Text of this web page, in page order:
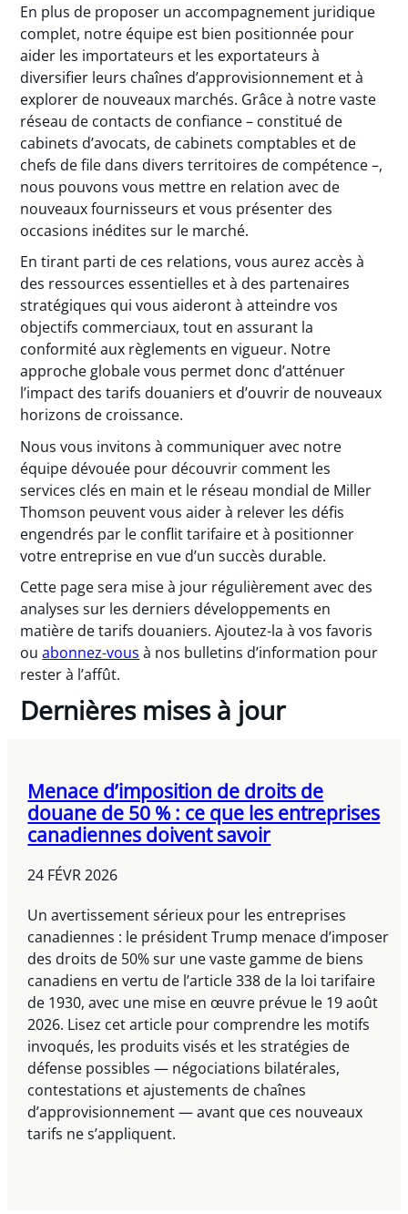
En plus de proposer un accompagnement juridique
complet, notre équipe est bien positionnée pour
aider les importateurs et les exportateurs à
diversifier leurs chaînes d’approvisionnement et à
explorer de nouveaux marchés. Grâce à notre vaste
réseau de contacts de confiance – constitué de
cabinets d’avocats, de cabinets comptables et de
chefs de file dans divers territoires de compétence –,
nous pouvons vous mettre en relation avec de
nouveaux fournisseurs et vous présenter des
occasions inédites sur le marché.
En tirant parti de ces relations, vous aurez accès à
des ressources essentielles et à des partenaires
stratégiques qui vous aideront à atteindre vos
objectifs commerciaux, tout en assurant la
conformité aux règlements en vigueur. Notre
approche globale vous permet donc d’atténuer
l’impact des tarifs douaniers et d’ouvrir de nouveaux
horizons de croissance.
Nous vous invitons à communiquer avec notre
équipe dévouée pour découvrir comment les
services clés en main et le réseau mondial de Miller
Thomson peuvent vous aider à relever les défis
engendrés par le conflit tarifaire et à positionner
votre entreprise en vue d’un succès durable.
Cette page sera mise à jour régulièrement avec des
analyses sur les derniers développements en
matière de tarifs douaniers. Ajoutez-la à vos favoris
ouabonnez-vous à nos bulletins d’information pour
rester à l’affût.
Dernières mises à jour
Menace d’imposition de droits de
douane de 50 % : ce que les entreprises
canadiennes doivent savoir
24 FÉVR 2026
Un avertissement sérieux pour les entreprises
canadiennes : le président Trump menace d’imposer
des droits de 50% sur une vaste gamme de biens
canadiens en vertu de l’article 338 de la loi tarifaire
de 1930, avec une mise en œuvre prévue le 19 août
2026. Lisez cet article pour comprendre les motifs
invoqués, les produits visés et les stratégies de
défense possibles — négociations bilatérales,
contestations et ajustements de chaînes
d’approvisionnement — avant que ces nouveaux
tarifs ne s’appliquent.